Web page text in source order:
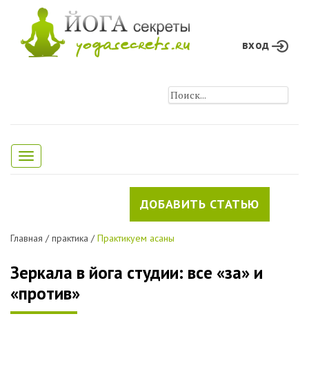
вход
Toggle
navigation
ДОБАВИТЬ СТАТЬЮ
Главная /практика /Практикуем асаны
Зеркала в йога студии: все «за» и
«против»